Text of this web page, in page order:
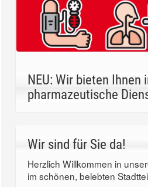
NEU: Wir bieten Ihnen
pharmazeutische
Wir sind für Sie da!
Herzlich Willkommen in
im schönen, belebten